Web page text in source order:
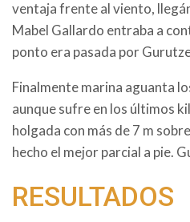
ventaja frente al viento,
Mabel Gallardo entraba a
ponto era pasada por
Finalmente marina aguanta
aunque sufre en los últimos
holgada con más de 7 m
hecho el mejor parcial a pie.
RESULTADOS